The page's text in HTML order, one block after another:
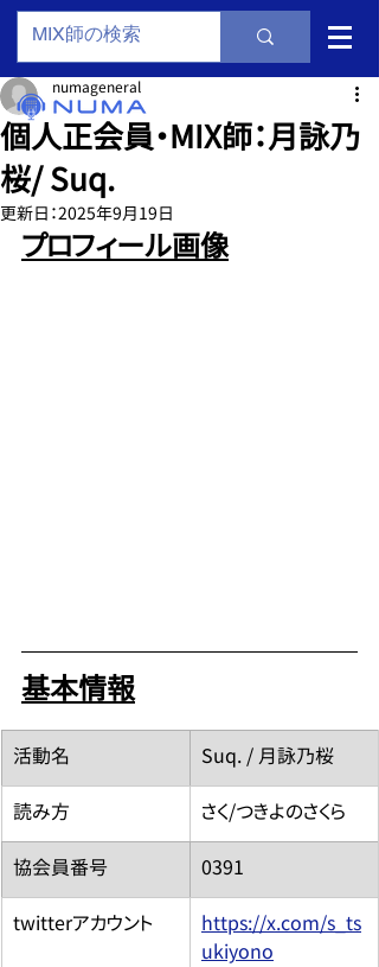
個人正会員・MIX師：月詠乃
桜/ Suq.
numageneral
更新日：2025年9月19日
プロフィール画像
基本情報
​活動名 Suq. / 月詠乃桜
読み方 さく/つきよのさくら
​協会員番号 0391
​twitterアカウント
https://x.com/s_ts
ukiyono